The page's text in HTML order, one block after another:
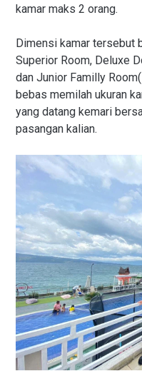
kamar maks 2 orang.
Dimensi kamar tersebut
Superior Room, Deluxe
dan Junior Familly
bebas memilah ukuran
yang datang kemari
pasangan kalian.